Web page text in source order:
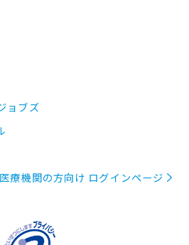
ョブズ
医療機関の方向け ログインページ